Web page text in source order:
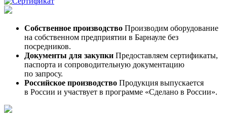
Собственное производство Производим оборудование
на собственном предприятии в Барнауле без
посредников.
Документы для закупки Предоставляем сертификаты,
паспорта и сопроводительную документацию
по запросу.
Российское производство Продукция выпускается
в России и участвует в программе «Сделано в России».